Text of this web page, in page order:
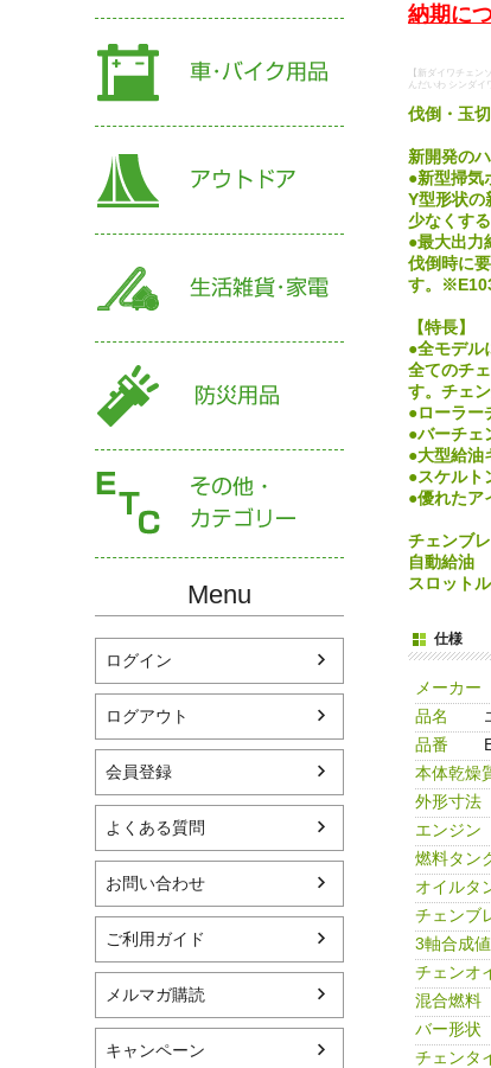
Menu
ログイン
ログアウト
会員登録
よくある質問
お問い合わせ
ご利用ガイド
メルマガ購読
キャンペーン
納期に
【新ダイワチェン
んだいわ シンダイ
伐倒・玉
新開発の
●新型掃気
Y型形状の
少なくす
●最大出力
伐倒時に
す。
【特長】
●全モデル
全てのチ
す。チェ
●ローラー
●バーチェ
●大型給油
●スケルト
●優れたア
チェンブ
自動給油
スロット
仕様
メーカー
品名
品番
本体乾燥
外形寸法
エンジン
燃料タン
オイルタ
チェンブ
3軸合成値
チェンオ
混合燃料
バー形状
チェンタ